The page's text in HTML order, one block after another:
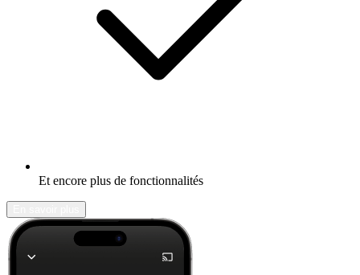
Et encore plus de fonctionnalités